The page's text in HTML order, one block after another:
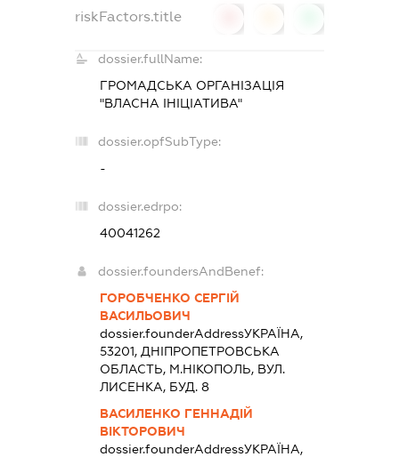
riskFactors.title
dossier.fullName:
ГРОМАДСЬКА ОРГАНІЗАЦІЯ
"ВЛАСНА ІНІЦІАТИВА"
dossier.opfSubType:
-
dossier.edrpo:
40041262
dossier.foundersAndBenef:
ГОРОБЧЕНКО СЕРГІЙ
ВАСИЛЬОВИЧ
dossier.founderAddressУКРАЇНА,
53201, ДНIПРОПЕТРОВСЬКА
ОБЛАСТЬ, М.НІКОПОЛЬ, ВУЛ.
ЛИСЕНКА, БУД. 8
ВАСИЛЕНКО ГЕННАДІЙ
ВІКТОРОВИЧ
dossier.founderAddressУКРАЇНА,